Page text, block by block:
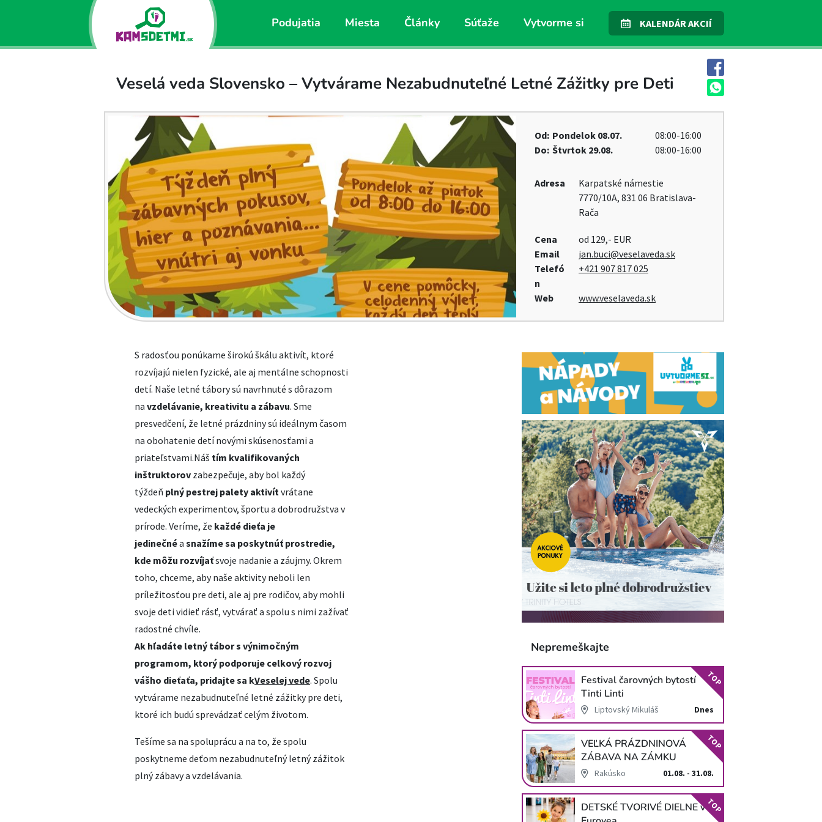
Podujatia Miesta Články Súťaže Vytvorme si KALENDÁR AKCIÍ
Veselá veda Slovensko – Vytvárame Nezabudnuteľné Letné Zážitky pre Deti
Od: Pondelok08.07.
08:00-16:00
Do: Štvrtok29.08. 08:00-16:00
Adresa
Karpatské námestie
7770/10A, 831 06 Bratislava-
Rača
Cena
od 129,- EUR
Email
jan.buci@veselaveda.sk
Telefó
n
+421 907 817 025
Web www.veselaveda.sk
S radosťou ponúkame širokú škálu aktivít, ktoré
rozvíjajú nielen fyzické, ale aj mentálne schopnosti
detí. Naše letné tábory sú navrhnuté s dôrazom
na vzdelávanie, kreativitu a zábavu. Sme
presvedčení, že letné prázdniny sú ideálnym časom
na obohatenie detí novými skúsenosťami a
priateľstvami.Náš tím kvalifikovaných
inštruktorov zabezpečuje, aby bol každý
týždeň plný pestrej palety aktivítvrátane
vedeckých experimentov, športu a dobrodružstva v
prírode. Veríme, že každé dieťa je
jedinečnéa snažíme sa poskytnúť prostredie,
kde môžu rozvíjaťsvoje nadanie a záujmy. Okrem
toho, chceme, aby naše aktivity neboli len
príležitosťou pre deti, ale aj pre rodičov, aby mohli
svoje deti vidieť rásť, vytvárať a spolu s nimi zažívať
radostné chvíle.
Ak hľadáte letný tábor s výnimočným
programom, ktorý podporuje celkový rozvoj
vášho dieťaťa, pridajte sa kVeselej vede. Spolu
vytvárame nezabudnuteľné letné zážitky pre deti,
ktoré ich budú sprevádzať celým životom.
Tešíme sa na spoluprácu a na to, že spolu
poskytneme deťom nezabudnuteľný letný zážitok
plný zábavy a vzdelávania.
Nepremeškajte
Festival čarovných bytostí
Tinti Linti
Liptovský Mikuláš Dnes
TOP
VEĽKÁ PRÁZDNINOVÁ
ZÁBAVA NA ZÁMKU
SCHLOSS HOF
Rakúsko 01.08. - 31.08.
TOP
DETSKÉ TVORIVÉ DIELNE vTOP